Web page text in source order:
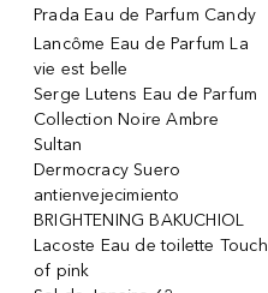
Prada Eau de Parfum Candy
Lancôme Eau de Parfum La
vie est belle
Serge Lutens Eau de Parfum
Collection Noire Ambre
Sultan
Dermocracy Suero
antienvejecimiento
BRIGHTENING BAKUCHIOL
Lacoste Eau de toilette Touch
of pink